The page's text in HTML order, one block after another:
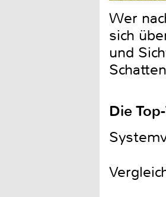
Wer
sich
und
Die